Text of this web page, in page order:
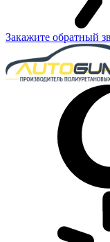
Закажите обратный